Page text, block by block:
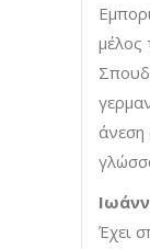
μέλος
άνεση
Έχει